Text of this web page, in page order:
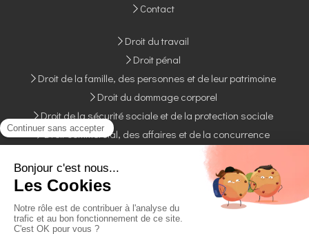
Contact
Droit du travail
Droit pénal
Droit de la famille, des personnes et de leur patrimoine
Droit du dommage corporel
Droit de la sécurité sociale et de la protection sociale
Droit commercial, des affaires et de la concurrence